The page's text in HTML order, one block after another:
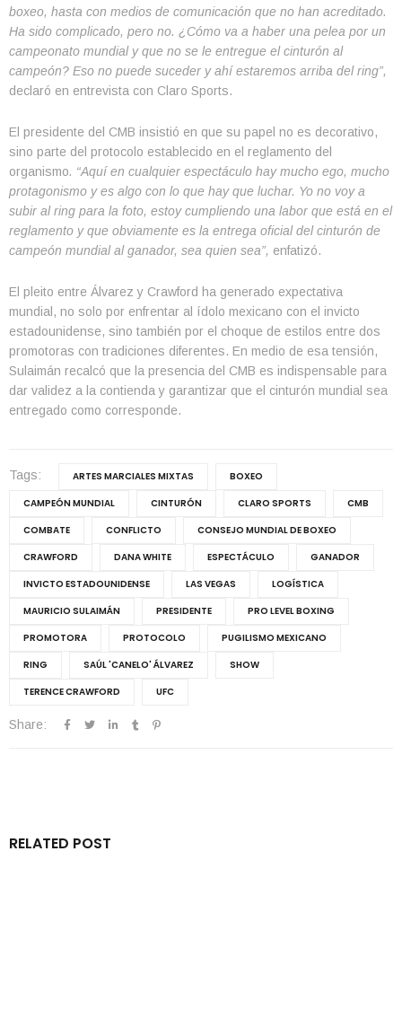
boxeo, hasta con medios de comunicación que no han acreditado.
Ha sido complicado, pero no. ¿Cómo va a haber una pelea por un
campeonato mundial y que no se le entregue el cinturón al
campeón? Eso no puede suceder y ahí estaremos arriba del ring”,
declaró en entrevista con Claro Sports.
El presidente del CMB insistió en que su papel no es decorativo,
sino parte del protocolo establecido en el reglamento del
organismo. “Aquí en cualquier espectáculo hay mucho ego, mucho
protagonismo y es algo con lo que hay que luchar. Yo no voy a
subir al ring para la foto, estoy cumpliendo una labor que está en el
reglamento y que obviamente es la entrega oficial del cinturón de
campeón mundial al ganador, sea quien sea”, enfatizó.
El pleito entre Álvarez y Crawford ha generado expectativa
mundial, no solo por enfrentar al ídolo mexicano con el invicto
estadounidense, sino también por el choque de estilos entre dos
promotoras con tradiciones diferentes. En medio de esa tensión,
Sulaimán recalcó que la presencia del CMB es indispensable para
dar validez a la contienda y garantizar que el cinturón mundial sea
entregado como corresponde.
Tags: ARTES MARCIALES MIXTAS
BOXEO
CAMPEÓN MUNDIAL
CINTURÓN CLARO SPORTS
CMB
COMBATE
CONFLICTO
CONSEJO MUNDIAL DE BOXEO
CRAWFORD
DANA WHITE ESPECTÁCULO
GANADOR
INVICTO ESTADOUNIDENSE
LAS VEGAS
LOGÍSTICA
MAURICIO SULAIMÁN
PRESIDENTE
PRO LEVEL BOXING
PROMOTORA
PROTOCOLO
PUGILISMO MEXICANO
RING
SAÚL 'CANELO' ÁLVAREZ
SHOW
TERENCE CRAWFORD
UFC
Share:
RELATED POST